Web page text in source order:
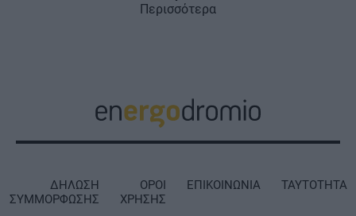
Περισσότερα
ΔΗΛΩΣΗ
ΣΥΜΜΟΡΦΩΣΗΣ
ΟΡΟΙ
ΧΡΗΣΗΣ
ΕΠΙΚΟΙΝΩΝΙΑ ΤΑΥΤΟΤΗΤΑ